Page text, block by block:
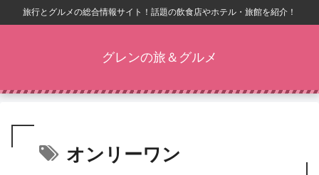
旅行とグルメの総合情報サイト！話題の飲食店やホテル・旅館を紹介！
グレンの旅＆グルメ
オンリーワン